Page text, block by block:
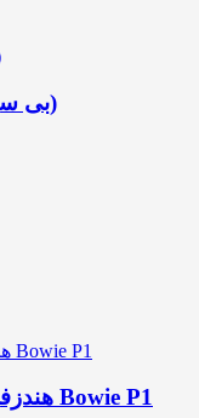
هدفون بلوتوث JBL مدل JB-50 (بی سیم)
هندزفری بلوتوثی دورگردنی باسئوس مدل Bowie P1